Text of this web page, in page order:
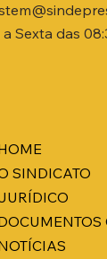
SINDICATO
Sexta das